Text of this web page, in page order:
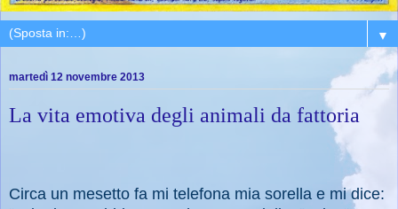
▼
martedì 12 novembre 2013
La vita emotiva degli animali da fattoria
Circa un mesetto fa mi telefona mia sorella e mi dice: